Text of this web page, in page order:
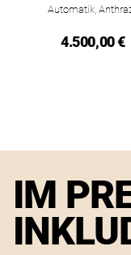
Automatik,
4.500,00 €
IM